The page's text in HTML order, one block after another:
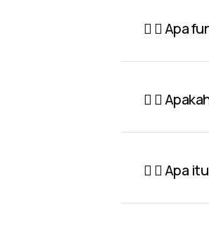
Apa
Apa